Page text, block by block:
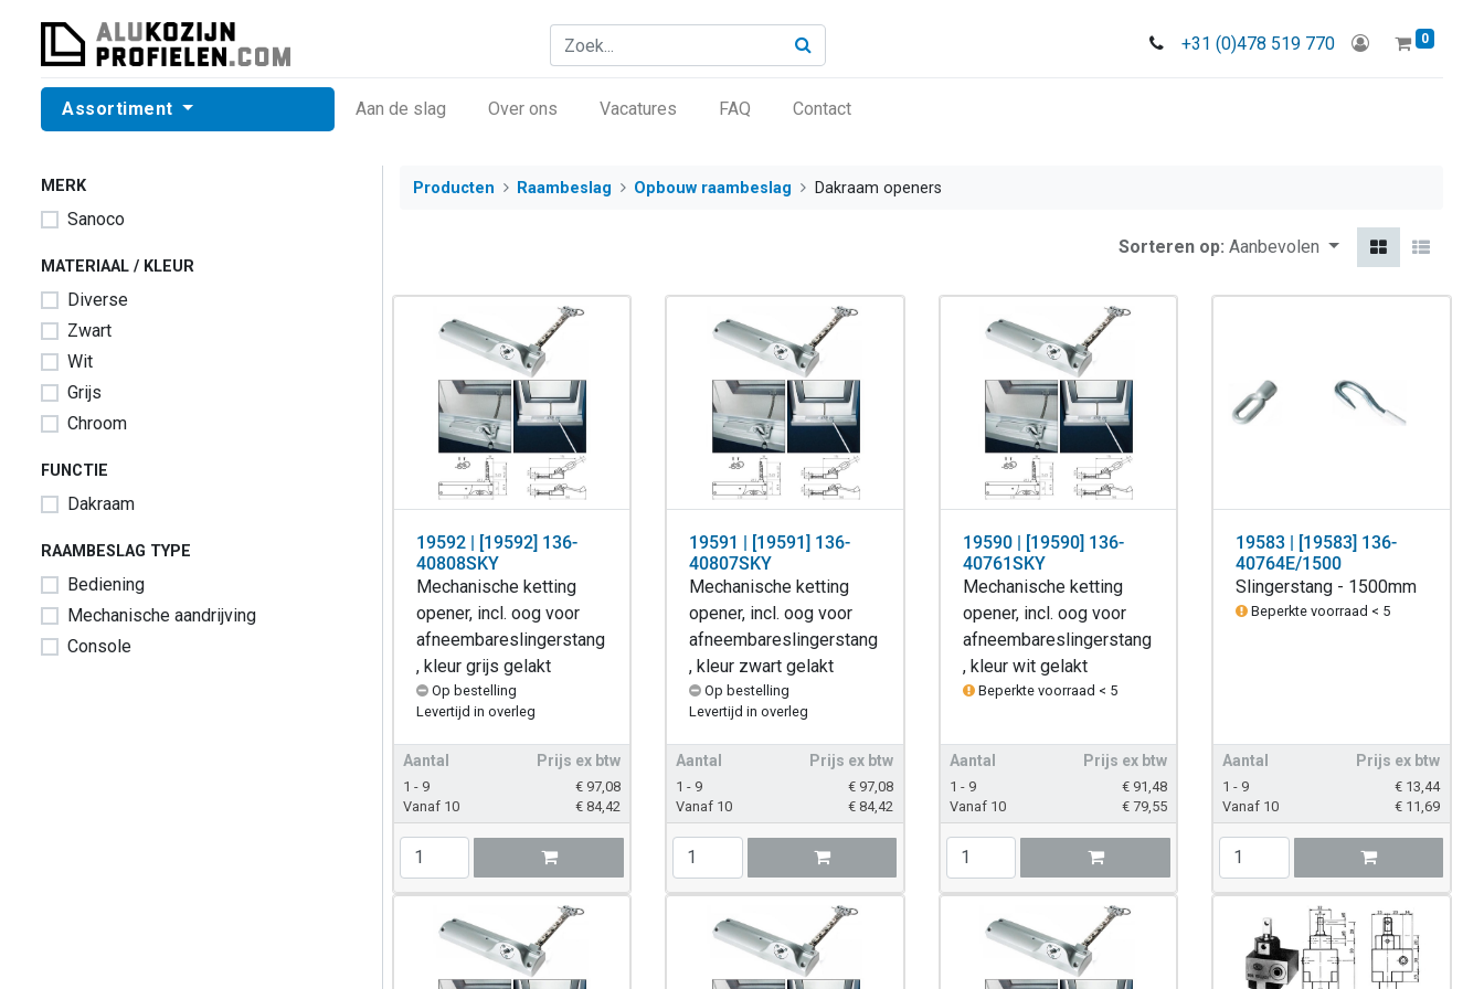
+31 (0)478 519 770 0
Assortiment ​Aan de slag Over ons Vacatures FAQ Contact
MERK
Sanoco
MATERIAAL / KLEUR
Diverse
Zwart
Wit
Grijs
Chroom
FUNCTIE
Dakraam
RAAMBESLAG TYPE
Bediening
Mechanische aandrijving
Console
Producten Raambeslag Opbouw raambeslag Dakraam openers
Sorteren op: Aanbevolen
19592 | [19592] 136-
40808SKY
Mechanische ketting
opener, incl. oog voor
afneembareslingerstang
, kleur grijs gelakt
Op bestelling
Levertijd in overleg
Aantal Prijs ex btw
1 - 9 € 97,08
Vanaf 10
€ 84,42
19591 | [19591] 136-
40807SKY
Mechanische ketting
opener, incl. oog voor
afneembareslingerstang
, kleur zwart gelakt
Op bestelling
Levertijd in overleg
Aantal Prijs ex btw
1 - 9 € 97,08
Vanaf 10
€ 84,42
19590 | [19590] 136-
40761SKY
Mechanische ketting
opener, incl. oog voor
afneembareslingerstang
, kleur wit gelakt
Beperkte voorraad < 5
Aantal Prijs ex btw
1 - 9 € 91,48
Vanaf 10
€ 79,55
19583 | [19583] 136-
40764E/1500
Slingerstang - 1500mm
Beperkte voorraad < 5
Aantal Prijs ex btw
1 - 9 € 13,44
Vanaf 10
€ 11,69